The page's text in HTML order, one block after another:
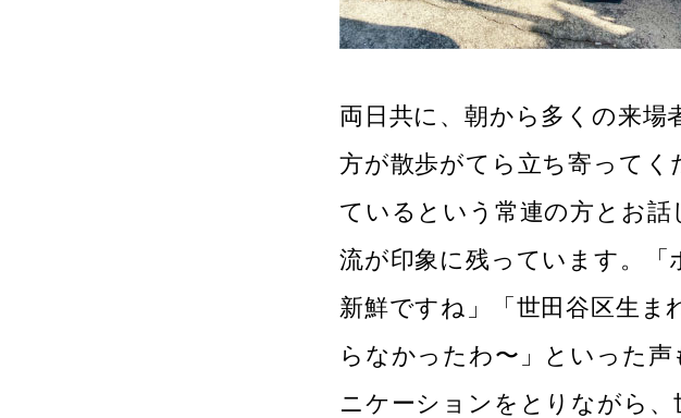
両日共に、朝から多くの来
方が散歩がてら立ち寄って
ているという常連の方とお
流が印象に残っています。
新鮮ですね」「世田谷区生
らなかったわ〜」といった
ニケーションをとりながら